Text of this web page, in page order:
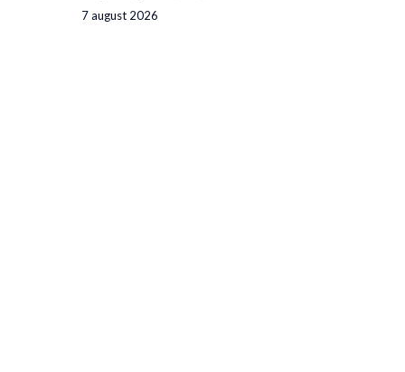
7 august 2026